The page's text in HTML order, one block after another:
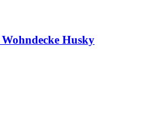
Husky